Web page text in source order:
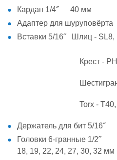
Кардан 1/4˝ 40 мм
Адаптер для
Вставки 5/16˝ Шлиц - SL8,
Крест - PH3,
Шестигранник -
Torx - T40, T45,
Держатель для бит 5/
Головки 6-гранные 1/2˝
18, 19, 22, 24, 27, 30,